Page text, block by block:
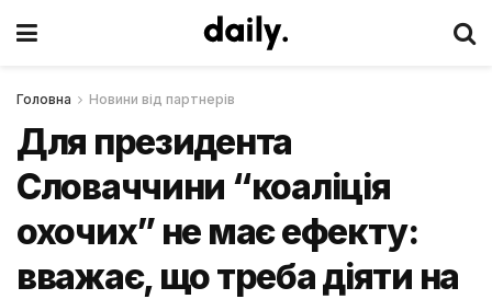
Головна Новини від партнерів
Для президента
Словаччини “коаліція
охочих” не має ефекту:
вважає, що треба діяти на